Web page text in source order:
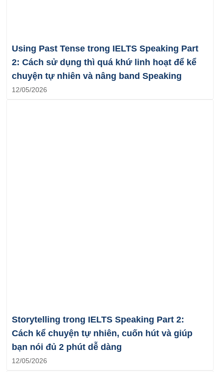
Using Past Tense trong IELTS Speaking Part
2: Cách sử dụng thì quá khứ linh hoạt để kể
chuyện tự nhiên và nâng band Speaking
12/05/2026
Storytelling trong IELTS Speaking Part 2:
Cách kể chuyện tự nhiên, cuốn hút và giúp
bạn nói đủ 2 phút dễ dàng
12/05/2026